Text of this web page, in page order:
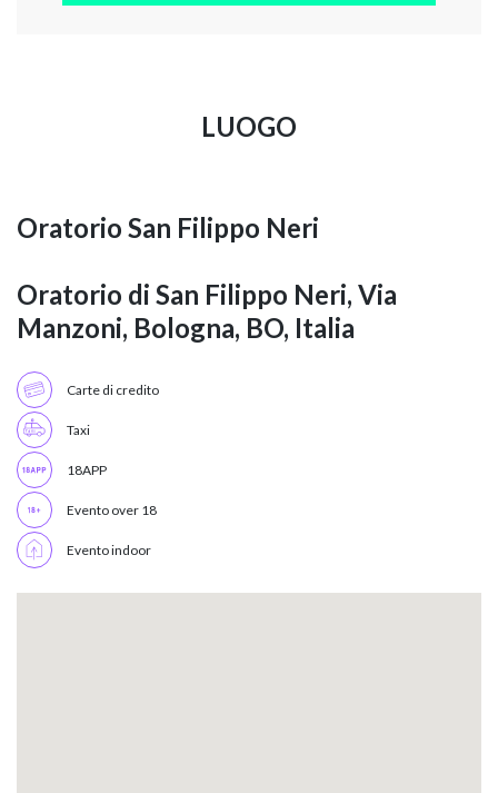
LUOGO
Oratorio San Filippo Neri
Oratorio di San Filippo Neri, Via
Manzoni, Bologna, BO, Italia
Carte di credito
Taxi
18APP
Evento over 18
Evento indoor